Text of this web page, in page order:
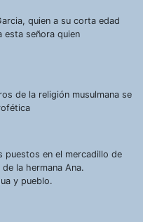
quien a su corta edad
esta señora quien
de la religión musulmana se
puestos en el mercadillo de
la hermana Ana.
y pueblo.